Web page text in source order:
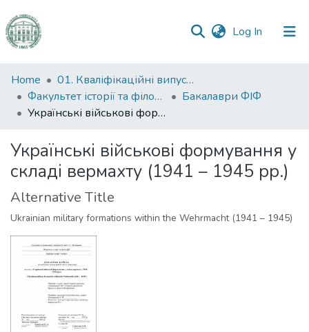
Log In (current)
Communities
&
Collections
Statistics
Home
01. Кваліфікаційні випускні роботи здобувачів вищої освіти
Факультет історії та філософії
Бакалаври ФІФ
Українські військові формування у складі вермахту (1941 – 1945 рр.)
Українські військові формування у
складі вермахту (1941 – 1945 рр.)
Alternative Title
Ukrainian military formations within the Wehrmacht (1941 – 1945)